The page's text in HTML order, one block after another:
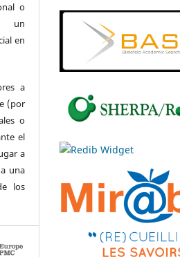
o
un
en
a
(por
o
el
a
una
los